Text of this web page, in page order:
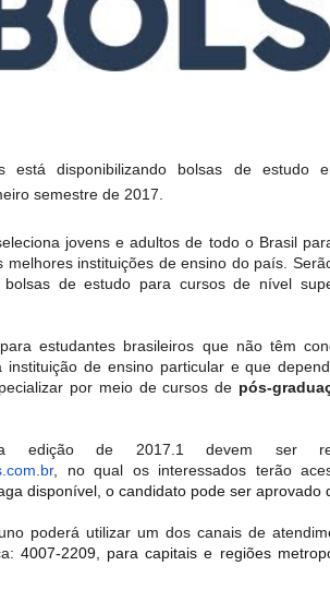
está disponibilizando bolsas de estudo
semestre de 2017.
jovens e adultos de todo o Brasil
melhores instituições de ensino do país.
bolsas de estudo para cursos de nível
estudantes brasileiros que não têm
instituição de ensino particular e que
por meio de cursos de pós-
edição de 2017.1 devem ser
, no qual os interessados terão
disponível, o candidato pode ser aprovado
poderá utilizar um dos canais de
: 4007-2209, para capitais e regiões